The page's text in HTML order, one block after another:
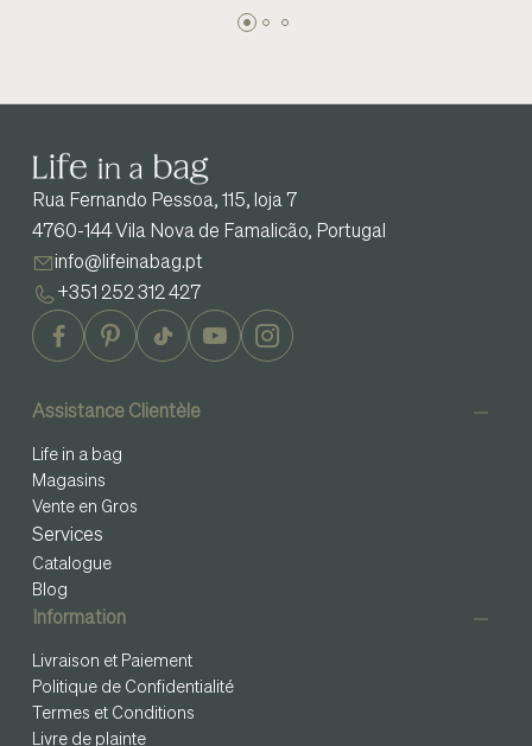
Rua Fernando Pessoa, 115, loja 7
4760-144 Vila Nova de Famalicão, Portugal
info@lifeinabag.pt
+351 252 312 427
Assistance Clientèle
Life in a bag
Magasins
Vente en Gros
Services
Catalogue
Blog
Information
Livraison et Paiement
Politique de Confidentialité
Termes et Conditions
Livre de plainte